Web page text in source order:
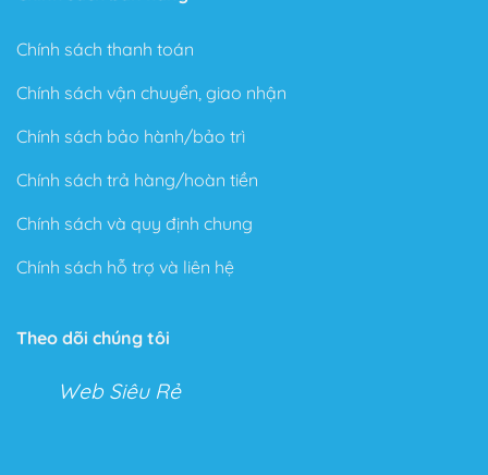
Chính sách thanh toán
Chính sách vận chuyển, giao nhận
Chính sách bảo hành/bảo trì
Chính sách trả hàng/hoàn tiền
Chính sách và quy định chung
Chính sách hỗ trợ và liên hệ
Theo dõi chúng tôi
Web Siêu Rẻ